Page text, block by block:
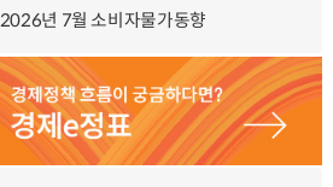
2026년 7월 소비자물가동향